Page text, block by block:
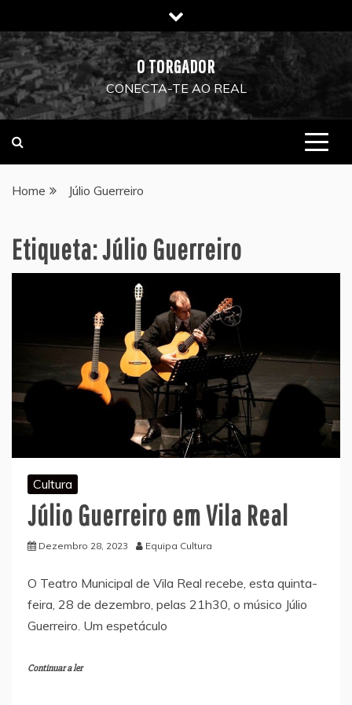
to
content
O TORGADOR
CONECTA-TE AO REAL
Home Júlio Guerreiro
Etiqueta:Júlio Guerreiro
Cultura
Júlio Guerreiro em Vila Real
Dezembro 28, 2023 Equipa Cultura
O Teatro Municipal de Vila Real recebe, esta quinta-
feira, 28 de dezembro, pelas 21h30, o músico Júlio
Guerreiro. Um espetáculo
Continuar a ler